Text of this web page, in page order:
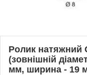
Ролик натяжний
(зовнішній
мм, ширина - 19